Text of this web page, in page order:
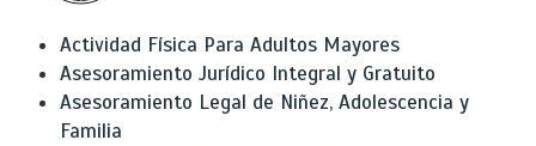
Actividad Física Para Adultos Mayores
Asesoramiento Jurídico Integral y Gratuito
Asesoramiento Legal de Niñez, Adolescencia y
Familia